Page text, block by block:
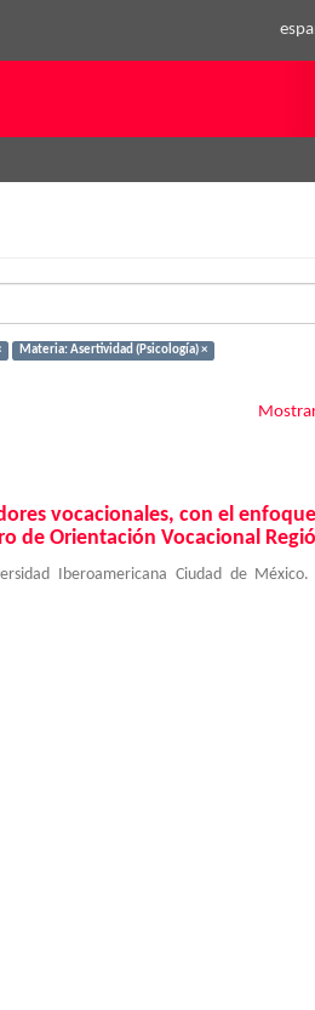
Materia: Asertividad (Psicología) ×
vocacionales, con el
de Orientación Vocacional
Iberoamericana Ciudad de